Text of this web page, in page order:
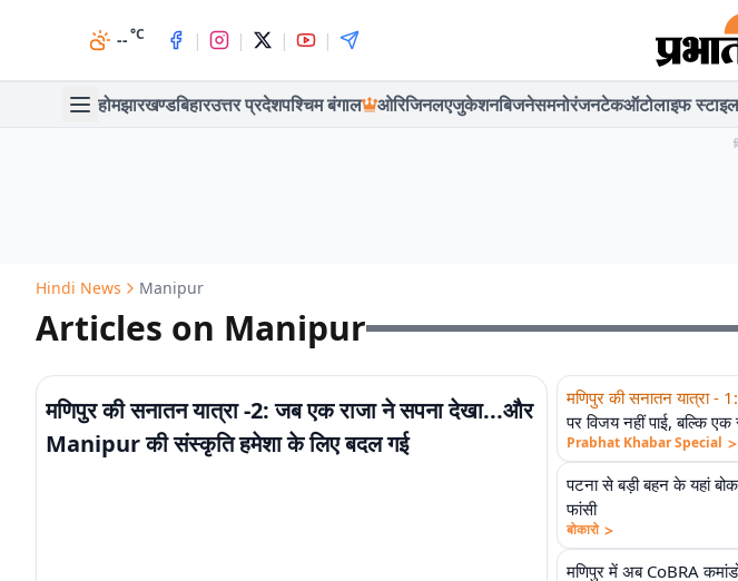
--°C | | | |
होमझारखण्डबिहारउत्तर प्रदेशपश्चिम बंगाल ओरिजिनलएजुकेशनबिजनेसमनोरंजनटेकऑटोलाइफ स्टाइल
Hindi News Manipur
Articles on Manipur
मणिपुर की सनातन यात्रा -2: जब एक राजा ने सपना देखा...और
Manipur की संस्कृति हमेशा के लिए बदल गई
मणिपुर की सनातन यात्रा - 1 :
पर विजय नहीं पाई, बल्कि एक
Prabhat Khabar Special >
पटना से बड़ी बहन के यहां
फांसी
बोकारो >
मणिपुर में अब CoBRA